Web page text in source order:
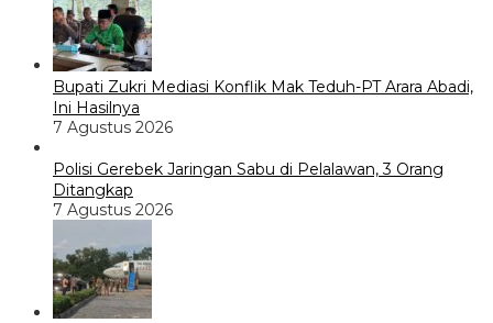
Bupati Zukri Mediasi Konflik Mak Teduh-PT Arara Abadi,
Ini Hasilnya
7 Agustus 2026
Polisi Gerebek Jaringan Sabu di Pelalawan, 3 Orang
Ditangkap
7 Agustus 2026